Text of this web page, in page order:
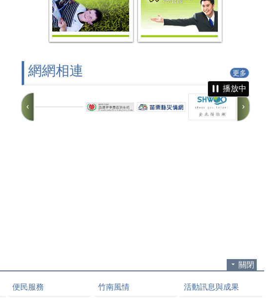
網網相連
播放中
更多
關閉
便民服務 竹南風情 活動訊息與成果